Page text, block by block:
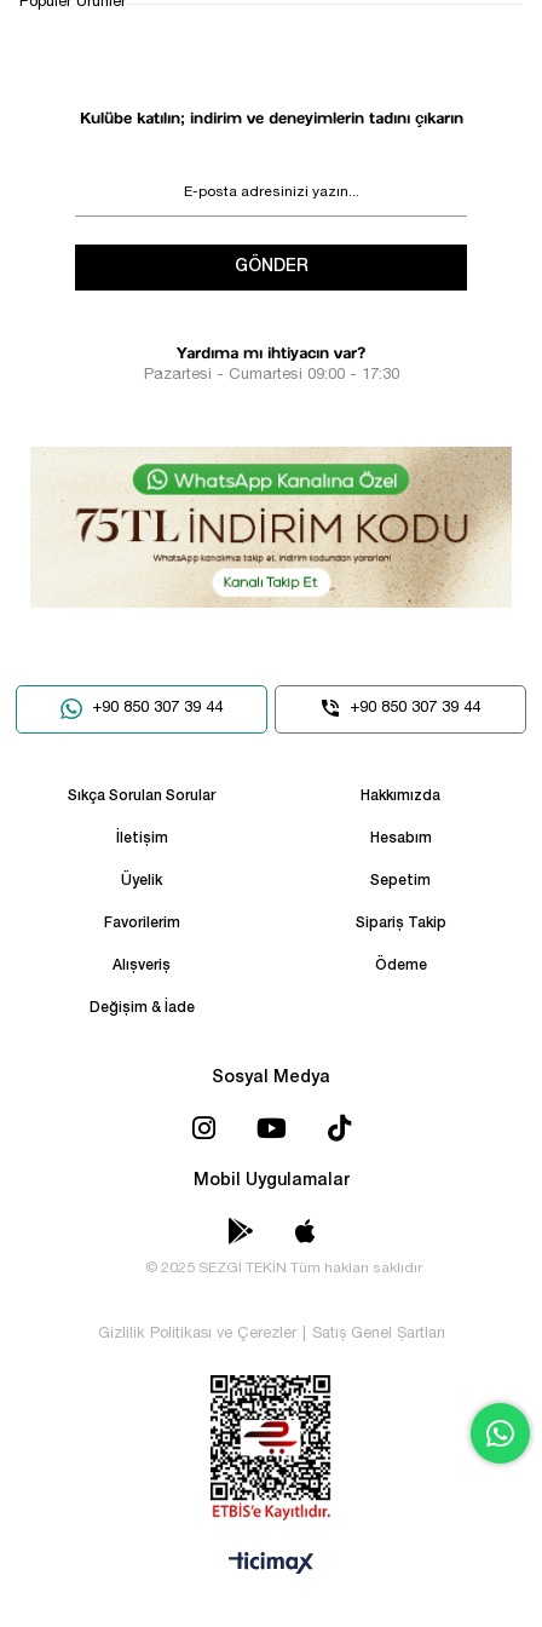
Kulübe katılın; indirim ve deneyimlerin tadını çıkarın
GÖNDER
Yardıma mı ihtiyacın var?
Pazartesi - Cumartesi 09:00 - 17:30
+90 850 307 39 44 +90 850 307 39 44
Sıkça Sorulan Sorular Hakkımızda
İletişim Hesabım
Üyelik Sepetim
Favorilerim Sipariş Takip
Alışveriş Ödeme
Değişim & İade
Sosyal Medya
Mobil Uygulamalar
© 2025 SEZGİ TEKİN Tüm hakları saklıdır
Gizlilik Politikası ve Çerezler Satış Genel Şartları
Popüler Ürünler